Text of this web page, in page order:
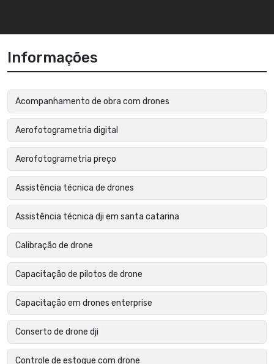
Informações
Acompanhamento de obra com drones
Aerofotogrametria digital
Aerofotogrametria preço
Assistência técnica de drones
Assistência técnica dji em santa catarina
Calibração de drone
Capacitação de pilotos de drone
Capacitação em drones enterprise
Conserto de drone dji
Controle de estoque com drone